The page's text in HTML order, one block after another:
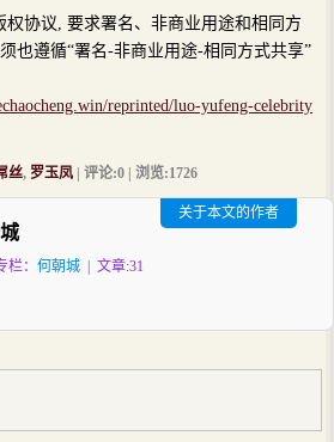
协议, 要求署名、非商业用途和相同方
也遵循“署名-非商业用途-相同方式共享”
reprinted/luo-yufeng-celebrity
丝, 罗玉凤 | 评论:0 | 浏览:1726
栏： 何朝城 | 文章:31
关于本文的作者